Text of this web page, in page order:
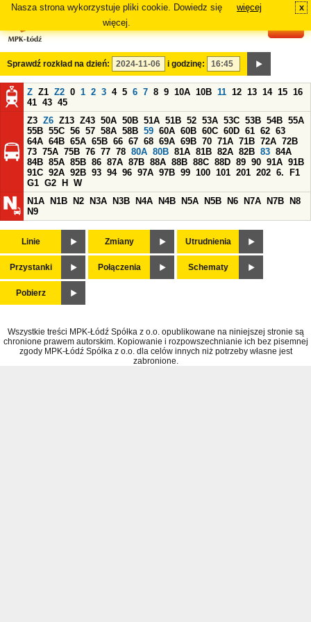
Nasza strona wykorzystuje pliki cookie. Dowiedz się
więcej.
więcej x
Sprawdź rozkład na dzień: i godzinę:
Z Z1 Z2 0 1 2 3 4 5 6 7 8 9 10A 10B 11 12 13 14 15 16
41 43 45
Z3 Z6 Z13 Z43 50A 50B 51A 51B 52 53A 53C 53B 54B 55A
55B 55C 56 57 58A 58B 59 60A 60B 60C 60D 61 62 63
64A 64B 65A 65B 66 67 68 69A 69B 70 71A 71B 72A 72B
73 75A 75B 76 77 78 80A 80B 81A 81B 82A 82B 83 84A
84B 85A 85B 86 87A 87B 88A 88B 88C 88D 89 90 91A 91B
91C 92A 92B 93 94 96 97A 97B 99 100 101 201 202 6.
F1
G1 G2 H
W
N1A
N1B N2 N3A N3B N4A N4B N5A N5B N6 N7A N7B
N8
N9
Linie Zmiany Utrudnienia
Przystanki Połączenia Schematy
Pobierz
Wszystkie treści MPK-Łódź Spółka z o.o. opublikowane na niniejszej stronie są
chronione prawem autorskim. Kopiowanie i rozpowszechnianie ich bez pisemnej
zgody MPK-Łódź Spółka z o.o. dla celów innych niż potrzeby własne jest
zabronione.